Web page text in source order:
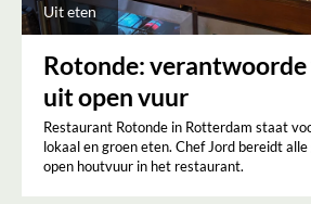
Uit eten
Rotonde:
uit open vuur
Restaurant Rotonde in Rotterdam staat
lokaal en groen eten. Chef Jord bereidt
open houtvuur in het restaurant.